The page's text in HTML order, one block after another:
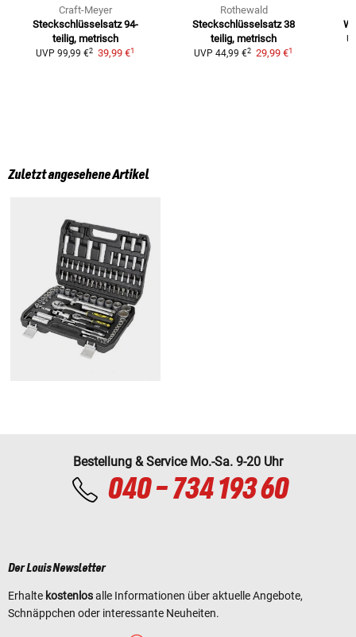
Craft-Meyer
Steckschlüsselsatz 94-
teilig, metrisch
UVP 99,99 €2 39,99 €1
Rothewald
Steckschlüsselsatz 38
teilig, metrisch
UVP 44,99 €2 29,99 €1
Zuletzt angesehene Artikel
Bestellung & Service Mo.-Sa. 9-20 Uhr
040 - 734 193 60
Der Louis Newsletter
Erhalte kostenlosalle Informationen über aktuelle Angebote,
Schnäppchen oder interessante Neuheiten.